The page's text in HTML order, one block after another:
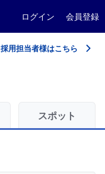
ログイン 会員登録
採用担当者様はこちら
スポット